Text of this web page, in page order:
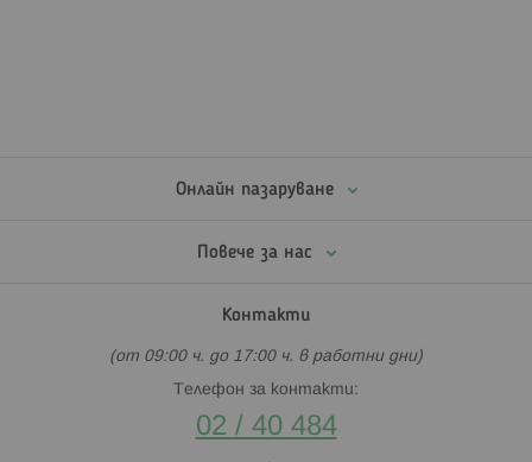
Онлайн пазаруване
Повече за нас
Контакти
(от 09:00 ч. до 17:00 ч. в работни дни)
Телефон за контакти:
02 / 40 484